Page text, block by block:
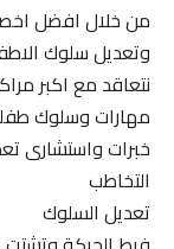
من خلال افضل
وتعديل سلوك
نتعاقد مع اكبر
مهارات وسلوك
خبرات واستشارى
التخاطب
تعديل السلوك